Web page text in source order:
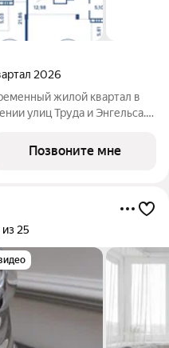
2026
улиц Труда и Энгельса.
и стали настоящим
Позвоните мне
25